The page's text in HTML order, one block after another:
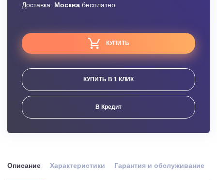
Доставка: Москва бесплатно
КУПИТЬ
КУПИТЬ В 1 КЛИК
В Кредит
Описание Характеристики Гарантия и обслуживание